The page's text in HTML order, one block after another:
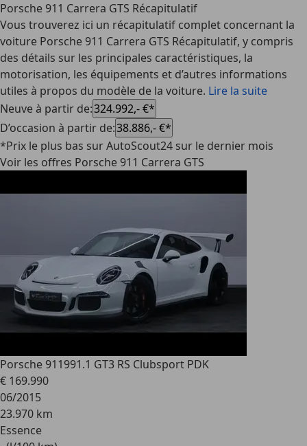
Porsche 911 Carrera GTS Récapitulatif
Vous trouverez ici un récapitulatif complet concernant la
voiture Porsche 911 Carrera GTS Récapitulatif, y compris
des détails sur les principales caractéristiques, la
motorisation, les équipements et d’autres informations
utiles à propos du modèle de la voiture. Lire la suite
Neuve à partir de:324.992,- €*
D’occasion à partir de:38.886,- €*
*Prix le plus bas sur AutoScout24 sur le dernier mois
Voir les offres Porsche 911 Carrera GTS
Porsche 911991.1 GT3 RS Clubsport PDK
€ 169.990
06/2015
23.970 km
Essence